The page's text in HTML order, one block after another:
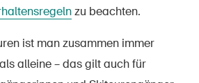
zu beachten.
ist man zusammen immer
alleine – das gilt auch für